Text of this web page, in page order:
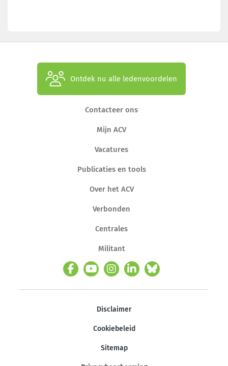
Ontdek nu alle ledenvoordelen
Contacteer ons
Mijn ACV
Vacatures
Publicaties en tools
Over het ACV
Verbonden
Centrales
Militant
Disclaimer
Cookiebeleid
Sitemap